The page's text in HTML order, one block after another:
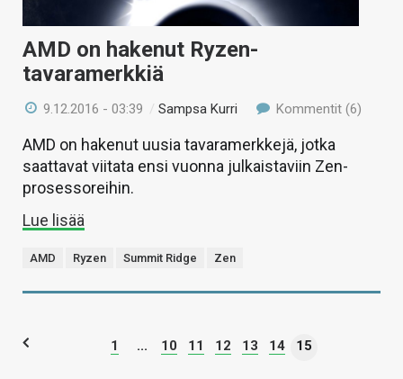
AMD on hakenut Ryzen-
tavaramerkkiä
9.12.2016 - 03:39 /Sampsa Kurri Kommentit (6)
AMD on hakenut uusia tavaramerkkejä, jotka
saattavat viitata ensi vuonna julkaistaviin Zen-
prosessoreihin.
Lue lisää
AMD Ryzen Summit Ridge Zen
1 ... 10 11 12 13 14 15